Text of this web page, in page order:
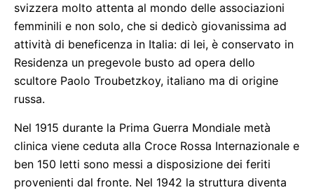
svizzera molto attenta al mondo delle associazioni
femminili e non solo, che si dedicò giovanissima ad
attività di beneficenza in Italia: di lei, è conservato in
Residenza un pregevole busto ad opera dello
scultore Paolo Troubetzkoy, italiano ma di origine
russa.
Nel 1915 durante la Prima Guerra Mondiale metà
clinica viene ceduta alla Croce Rossa Internazionale e
ben 150 letti sono messi a disposizione dei feriti
provenienti dal fronte. Nel 1942 la struttura diventa